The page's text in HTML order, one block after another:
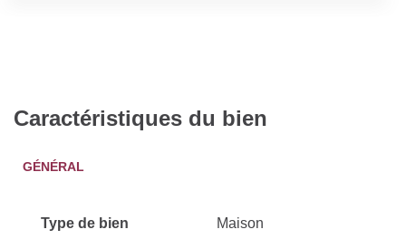
Caractéristiques du bien
GÉNÉRAL
Type de bien Maison